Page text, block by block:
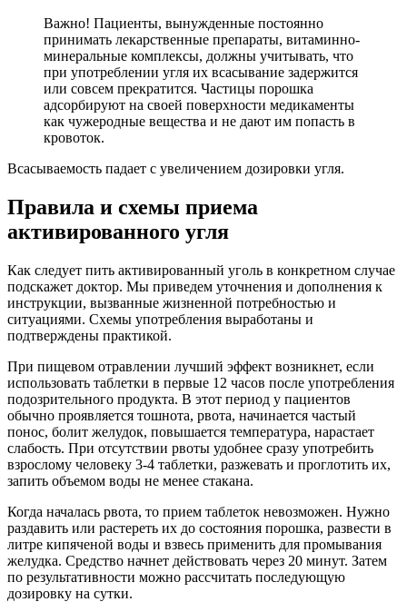
Важно! Пациенты, вынужденные постоянно
принимать лекарственные препараты, витаминно-
минеральные комплексы, должны учитывать, что
при употреблении угля их всасывание задержится
или совсем прекратится. Частицы порошка
адсорбируют на своей поверхности медикаменты
как чужеродные вещества и не дают им попасть в
кровоток.
Всасываемость падает с увеличением дозировки угля.
Правила и схемы приема
активированного угля
Как следует пить активированный уголь в конкретном случае
подскажет доктор. Мы приведем уточнения и дополнения к
инструкции, вызванные жизненной потребностью и
ситуациями. Схемы употребления выработаны и
подтверждены практикой.
При пищевом отравлении лучший эффект возникнет, если
использовать таблетки в первые 12 часов после употребления
подозрительного продукта. В этот период у пациентов
обычно проявляется тошнота, рвота, начинается частый
понос, болит желудок, повышается температура, нарастает
слабость. При отсутствии рвоты удобнее сразу употребить
взрослому человеку 3-4 таблетки, разжевать и проглотить их,
запить объемом воды не менее стакана.
Когда началась рвота, то прием таблеток невозможен. Нужно
раздавить или растереть их до состояния порошка, развести в
литре кипяченой воды и взвесь применить для промывания
желудка. Средство начнет действовать через 20 минут. Затем
по результативности можно рассчитать последующую
дозировку на сутки.